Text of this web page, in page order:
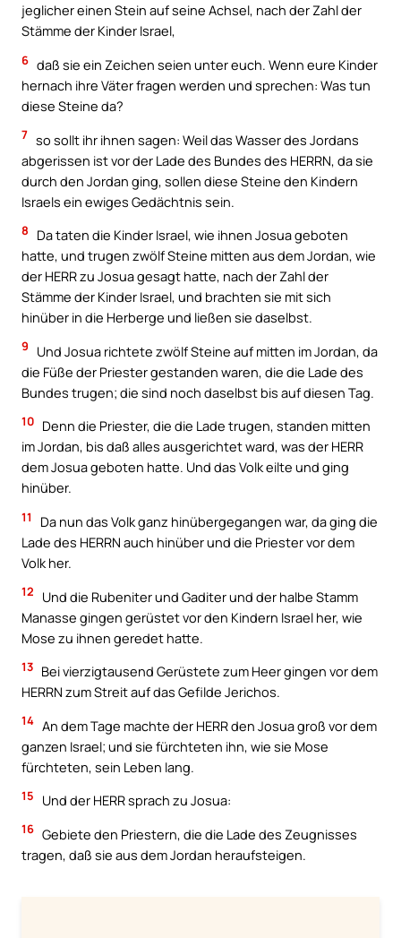
jeglicher einen Stein auf seine Achsel, nach der Zahl der
Stämme der Kinder Israel,
6 daß sie ein Zeichen seien unter euch. Wenn eure Kinder
hernach ihre Väter fragen werden und sprechen: Was tun
diese Steine da?
7 so sollt ihr ihnen sagen: Weil das Wasser des Jordans
abgerissen ist vor der Lade des Bundes des HERRN, da sie
durch den Jordan ging, sollen diese Steine den Kindern
Israels ein ewiges Gedächtnis sein.
8
Da taten die Kinder Israel, wie ihnen Josua geboten
hatte, und trugen zwölf Steine mitten aus dem Jordan, wie
der HERR zu Josua gesagt hatte, nach der Zahl der
Stämme der Kinder Israel, und brachten sie mit sich
hinüber in die Herberge und ließen sie daselbst.
9
Und Josua richtete zwölf Steine auf mitten im Jordan, da
die Füße der Priester gestanden waren, die die Lade des
Bundes trugen; die sind noch daselbst bis auf diesen Tag.
10 Denn die Priester, die die Lade trugen, standen mitten
im Jordan, bis daß alles ausgerichtet ward, was der HERR
dem Josua geboten hatte. Und das Volk eilte und ging
hinüber.
11
Da nun das Volk ganz hinübergegangen war, da ging die
Lade des HERRN auch hinüber und die Priester vor dem
Volk her.
12
Und die Rubeniter und Gaditer und der halbe Stamm
Manasse gingen gerüstet vor den Kindern Israel her, wie
Mose zu ihnen geredet hatte.
13 Bei vierzigtausend Gerüstete zum Heer gingen vor dem
HERRN zum Streit auf das Gefilde Jerichos.
14 An dem Tage machte der HERR den Josua groß vor dem
ganzen Israel; und sie fürchteten ihn, wie sie Mose
fürchteten, sein Leben lang.
15 Und der HERR sprach zu Josua:
16 Gebiete den Priestern, die die Lade des Zeugnisses
tragen, daß sie aus dem Jordan heraufsteigen.